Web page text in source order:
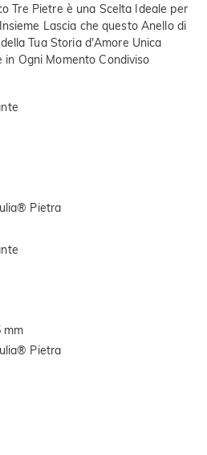
Tre Pietre è una Scelta Ideale per
Lascia che questo Anello di
Tua Storia d'Amore Unica
Ogni Momento Condiviso
Pietra
mm
Pietra